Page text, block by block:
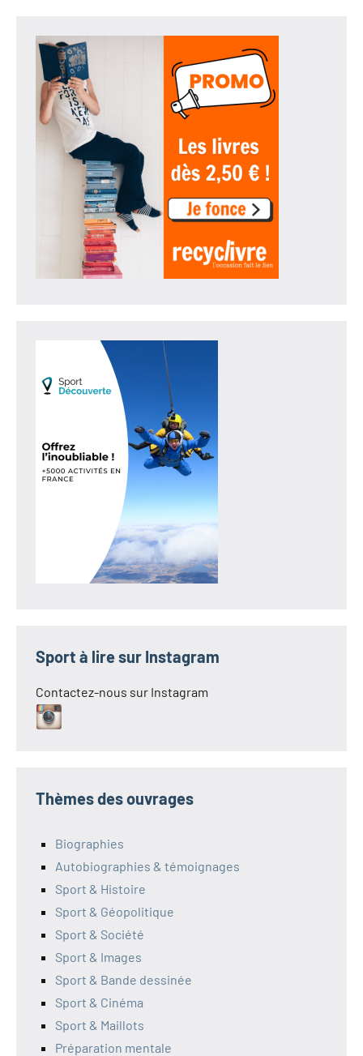
Sport à lire sur Instagram
Contactez-nous sur Instagram
Thèmes des ouvrages
Biographies
Autobiographies & témoignages
Sport & Histoire
Sport & Géopolitique
Sport & Société
Sport & Images
Sport & Bande dessinée
Sport & Cinéma
Sport & Maillots
Préparation mentale